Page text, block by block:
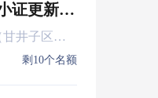
2026年8月29日 小证更新 Z01Z02Z04
大连职业技术学院（甘井子区大连北站）
剩10个名额